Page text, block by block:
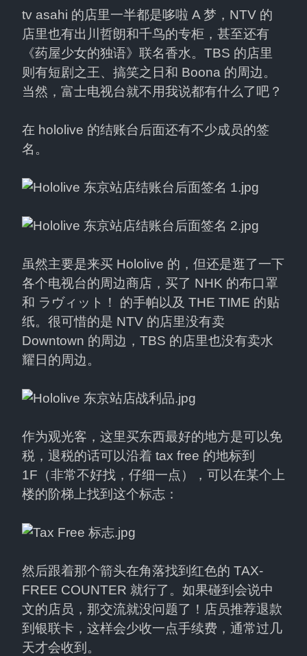
tv asahi 的店里一半都是哆啦 A 梦，NTV 的
店里也有出川哲朗和千鸟的专柜，甚至还有
《药屋少女的独语》联名香水。TBS 的店里
则有短剧之王、搞笑之日和 Boona 的周边。
当然，富士电视台就不用我说都有什么了吧？
在 hololive 的结账台后面还有不少成员的签
名。
虽然主要是来买 Hololive 的，但还是逛了一下
各个电视台的周边商店，买了 NHK 的布口罩
和 ラヴィット！ 的手帕以及 THE TIME 的贴
纸。很可惜的是 NTV 的店里没有卖
Downtown 的周边，TBS 的店里也没有卖水
耀日的周边。
作为观光客，这里买东西最好的地方是可以免
税，退税的话可以沿着 tax free 的地标到
1F（非常不好找，仔细一点），可以在某个上
楼的阶梯上找到这个标志：
然后跟着那个箭头在角落找到红色的 TAX-
FREE COUNTER 就行了。如果碰到会说中
文的店员，那交流就没问题了！店员推荐退款
到银联卡，这样会少收一点手续费，通常过几
天才会收到。